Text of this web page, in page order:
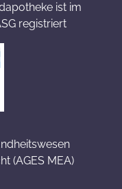
ist im
registriert
(AGES MEA)